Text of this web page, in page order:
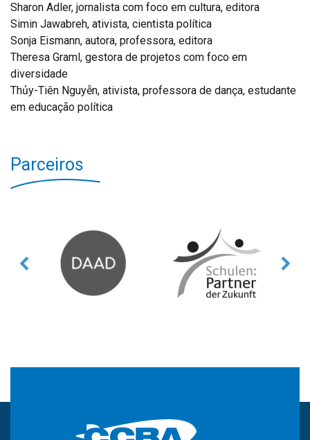
Sharon Adler, jornalista com foco em cultura, editora
Simin Jawabreh, ativista, cientista política
Sonja Eismann, autora, professora, editora
Theresa Graml, gestora de projetos com foco em
diversidade
Thủy-Tiên Nguyễn, ativista, professora de dança, estudante
em educação política
Parceiros